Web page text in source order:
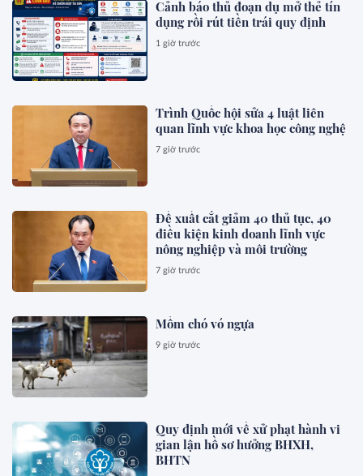
Cảnh báo thủ đoạn dụ mở thẻ tín
dụng rồi rút tiền trái quy định
1 giờ trước
Trình Quốc hội sửa 4 luật liên
quan lĩnh vực khoa học công nghệ
7 giờ trước
Đề xuất cắt giảm 40 thủ tục, 40
điều kiện kinh doanh lĩnh vực
nông nghiệp và môi trường
7 giờ trước
Mồm chó vó ngựa
9 giờ trước
Quy định mới về xử phạt hành vi
gian lận hồ sơ hưởng BHXH,
BHTN